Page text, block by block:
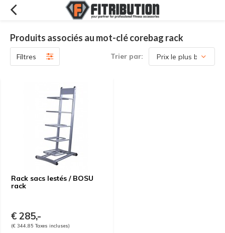
Produits associés au mot-clé corebag rack
Filtres Trier par:
Rack sacs lestés / BOSU
rack
€ 285,-
(€ 344,85 Taxes incluses)